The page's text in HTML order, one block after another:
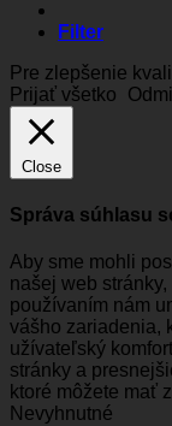
Filter
Pre zlepšenie
Prijať všetko
Close
Správa súhlasu
Aby sme mohli
našej web
používaním nám
vášho zariadenia,
užívateľský
stránky a
ktoré môžete mať
Nevyhnutné